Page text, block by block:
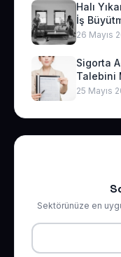
Halı
İş
26 Mayıs
Sigorta
Talebini
25 Mayıs
Sektörünüze en